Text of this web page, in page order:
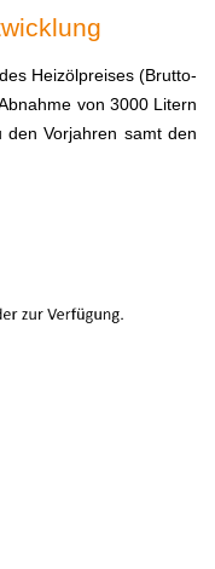
Heizölpreises (Brutto-
von 3000 Litern
den Vorjahren samt den